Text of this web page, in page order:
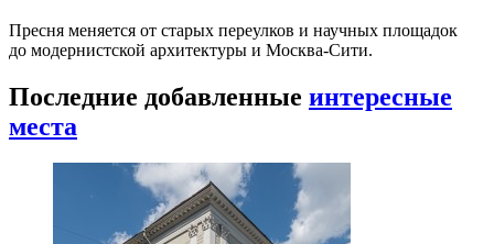
Пресня меняется от старых переулков и научных площадок
до модернистской архитектуры и Москва-Сити.
Последние добавленные интересные
места